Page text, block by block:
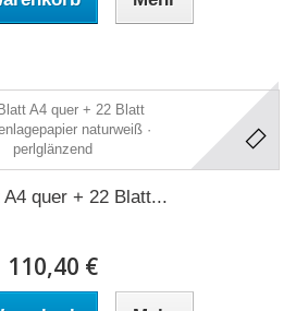
A4 quer + 22 Blatt...
110,40 €